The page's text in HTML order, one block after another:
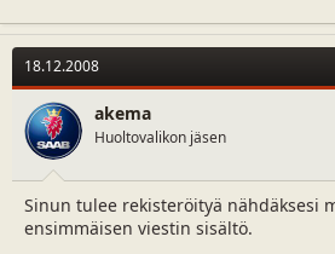
18.12.2008
akema
Huoltovalikon jäsen
Sinun tulee rekisteröityä nähdäksesi
ensimmäisen viestin sisältö.